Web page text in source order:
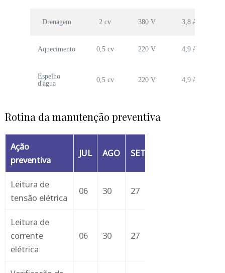
Drenagem 2 cv 380 V 3,8 A
Aquecimento 0,5 cv 220 V 4,9 A
Espelho
d'água
0,5 cv 220 V 4,9 A
Rotina da manutenção preventiva
Ação
preventiva
JUL AGO SET
Leitura de
tensão elétrica
06 30 27
Leitura de
corrente
elétrica
06 30 27